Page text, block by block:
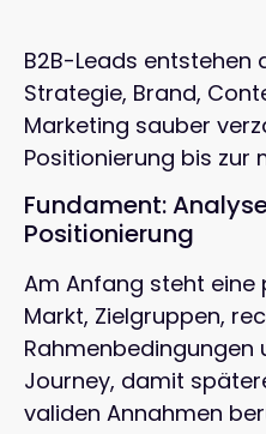
B2B-Leads entstehen
Strategie, Brand,
Marketing sauber
Positionierung bis zur
Fundament:
Positionierung
Am Anfang steht eine
Markt, Zielgruppen,
Rahmenbedingungen
Journey, damit
validen Annahmen